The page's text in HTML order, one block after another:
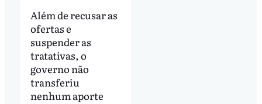
Além de recusar as
ofertas e
suspender as
tratativas, o
governo não
transferiu
nenhum aporte